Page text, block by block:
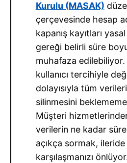
Kurulu (MASAK)
çerçevesinde hesap
kapanış kayıtları
gereği belirli süre
muhafaza
kullanıcı tercihiyle
dolayısıyla tüm
silinmesini
Müşteri
verilerin ne kadar
açıkça sormak,
karşılaşmanızı